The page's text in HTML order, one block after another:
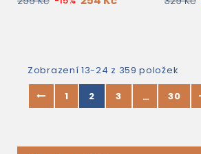
Zobrazení 13-24 z 359 položek
1
2 3 … 30